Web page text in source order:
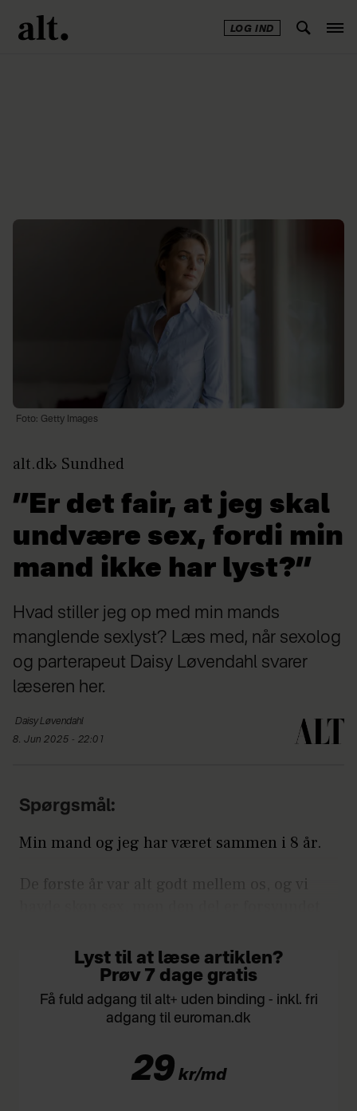
LOG IND
Foto: Getty Images
alt.dk Sundhed
”Er det fair, at jeg skal
undvære sex, fordi min
mand ikke har lyst?”
Hvad stiller jeg op med min mands
manglende sexlyst? Læs med, når sexolog
og parterapeut Daisy Løvendahl svarer
læseren her.
DaisyLøvendahl
8. Jun 2025 - 22:01
Spørgsmål:
Min mand og jeg har været sammen i 8 år.
De første år var alt godt mellem os, og vi
Lyst til at læse artiklen?
Prøv 7 dage gratis
Få fuld adgang til alt+ uden binding - inkl. fri
adgang til euroman.dk
29 kr/md